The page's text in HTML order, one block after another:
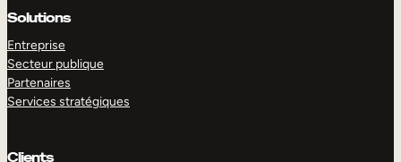
Solutions
Entreprise
Secteur publique
Partenaires
Services stratégiques
Clients